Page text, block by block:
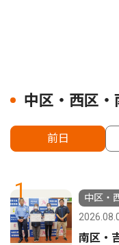
中区・西区
前日
1
中区・
南区・